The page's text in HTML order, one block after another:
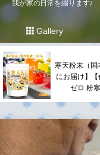
我が家の日常を綴ります♪
Gallery
寒天粉末（国
にお届け】
ゼロ 粉